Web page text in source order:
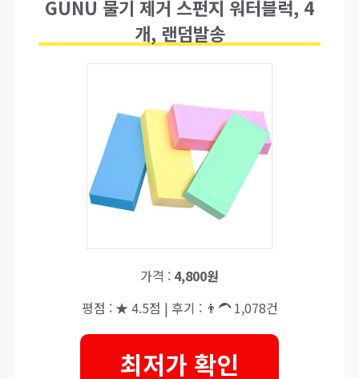
GUNU 물기 제거 스펀지 워터블럭, 4
개, 랜덤발송
가격 : 4,800원
평점 : ★ 4.5점 | 후기 : 👨‍🦱 1,078건
최저가 확인